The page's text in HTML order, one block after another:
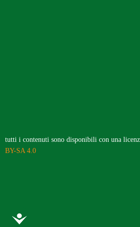
Accessibility
tutti i contenuti sono disponibili con una
BY-SA 4.0